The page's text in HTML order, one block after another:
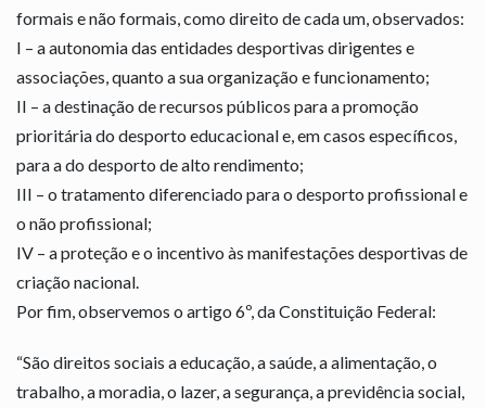
formais e não formais, como direito de cada um, observados:
I – a autonomia das entidades desportivas dirigentes e
associações, quanto a sua organização e funcionamento;
II – a destinação de recursos públicos para a promoção
prioritária do desporto educacional e, em casos específicos,
para a do desporto de alto rendimento;
III – o tratamento diferenciado para o desporto profissional e
o não profissional;
IV – a proteção e o incentivo às manifestações desportivas de
criação nacional.
Por fim, observemos o artigo 6º, da Constituição Federal:
“São direitos sociais a educação, a saúde, a alimentação, o
trabalho, a moradia, o lazer, a segurança, a previdência social,